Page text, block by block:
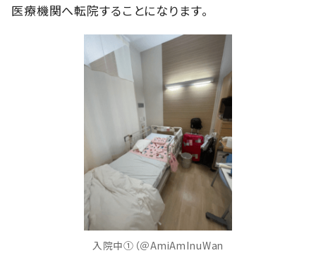
医療機関へ転院することになります。
入院中①（＠AmiAmInuWan